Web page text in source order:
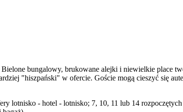
bungalowy, brukowane alejki i niewielkie place
"hiszpański" w ofercie. Goście mogą cieszyć się
lotnisko - hotel - lotnisko; 7, 10, 11 lub 14